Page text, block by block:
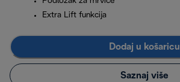
Extra Lift funkcija
Dodaj u košaricu
Saznaj više